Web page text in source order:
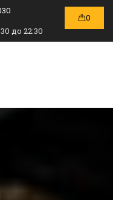
до 22:30
0